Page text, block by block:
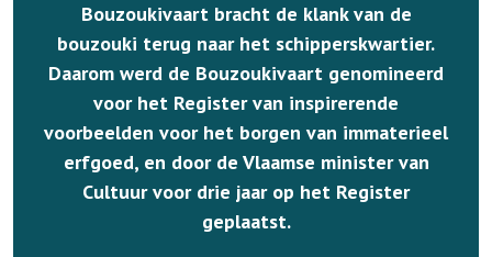
Bouzoukivaart bracht de klank van de
bouzouki terug naar het schipperskwartier.
Daarom werd de Bouzoukivaart genomineerd
voor het Register van inspirerende
voorbeelden voor het borgen van immaterieel
erfgoed, en door de Vlaamse minister van
Cultuur voor drie jaar op het Register
geplaatst.